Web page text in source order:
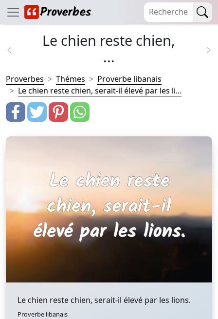
Le chien reste chien,
...
Proverbes Thémes
Proverbe libanais
Le chien reste chien, serait-il élevé par les li...
Le chien reste chien, serait-il élevé par les lions.
Proverbe libanais